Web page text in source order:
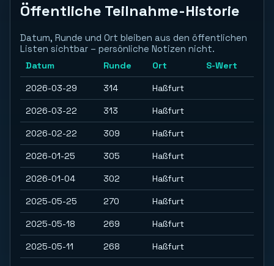
Öffentliche Teilnahme-Historie
Datum, Runde und Ort bleiben aus den öffentlichen
Listen sichtbar – persönliche Notizen nicht.
Datum
Runde Ort S-Wert
2026-03-29 314 Haßfurt
2026-03-22 313 Haßfurt
2026-02-22 309 Haßfurt
2026-01-25 305 Haßfurt
2026-01-04 302 Haßfurt
2025-05-25 270 Haßfurt
2025-05-18 269 Haßfurt
2025-05-11 268 Haßfurt